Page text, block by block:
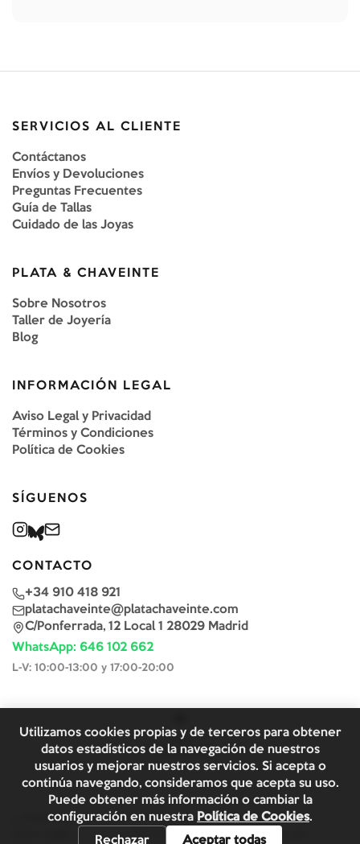
SERVICIOS AL CLIENTE
Contáctanos
Envíos y Devoluciones
Preguntas Frecuentes
Guía de Tallas
Cuidado de las Joyas
PLATA & CHAVEINTE
Sobre Nosotros
Taller de Joyería
Blog
INFORMACIÓN LEGAL
Aviso Legal y Privacidad
Términos y Condiciones
Política de Cookies
SÍGUENOS
CONTACTO
+34 910 418 921
platachaveinte@platachaveinte.com
C/Ponferrada, 12 Local 1 28029 Madrid
WhatsApp: 646 102 662
L-V: 10:00-13:00 y 17:00-20:00
2026Plata & Chaveinte. Todos los derechos reservados.
Términos y Política de
Utilizamos cookies propias y de terceros para obtener
datos estadísticos de la navegación de nuestros
usuarios y mejorar nuestros servicios. Si acepta o
continúa navegando, consideramos que acepta su uso.
Puede obtener más información o cambiar la
configuración en nuestra Política de Cookies.
Rechazar Aceptar todas